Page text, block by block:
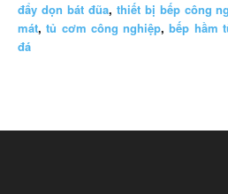
đẩy dọn bát đũa, thiết bị bếp công
mát,tủ cơm công nghiệp,bếp hầm
đá